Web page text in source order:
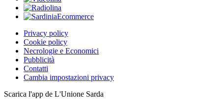
Privacy policy
Cookie policy
Necrologie e Economici
Pubblicità
Contatti
Cambia impostazioni privacy
Scarica l'app de L'Unione Sarda